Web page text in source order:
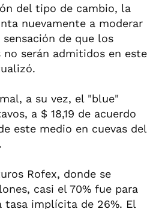
del tipo de cambio, la
nuevamente a moderar
de que los
serán admitidos en este
a su vez, el "blue"
a $ 18,19 de acuerdo
este medio en cuevas del
Rofex, donde se
casi el 70% fue para
tasa implícita de 26%. El